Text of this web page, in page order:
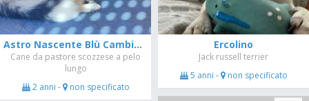
Astro Nascente Blù Cambiano
Cane da pastore scozzese a pelo
lungo
2 anni - non specificato
Ercolino
Jack russell terrier
5 anni - non specificato